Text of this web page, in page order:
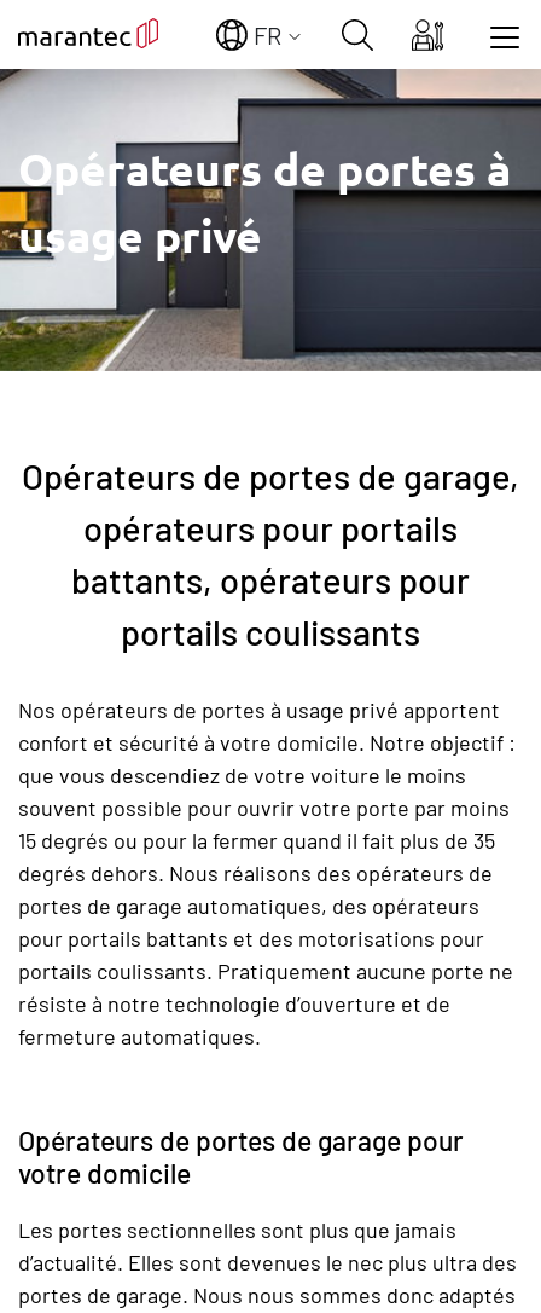
Show convenient version of this site
Don't show this message again
FR
Opérateurs de portes à
usage privé
Opérateurs de portes de garage,
opérateurs pour portails
battants, opérateurs pour
portails coulissants
Nos opérateurs de portes à usage privé apportent
confort et sécurité à votre domicile. Notre objectif :
que vous descendiez de votre voiture le moins
souvent possible pour ouvrir votre porte par moins
15 degrés ou pour la fermer quand il fait plus de 35
degrés dehors. Nous réalisons des opérateurs de
portes de garage automatiques, des opérateurs
pour portails battants et des motorisations pour
portails coulissants. Pratiquement aucune porte ne
résiste à notre technologie d’ouverture et de
fermeture automatiques.
Opérateurs de portes de garage pour
votre domicile
Les portes sectionnelles sont plus que jamais
d’actualité. Elles sont devenues le nec plus ultra des
portes de garage. Nous nous sommes donc adaptés